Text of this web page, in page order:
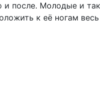
после. Молодые и
к её ногам